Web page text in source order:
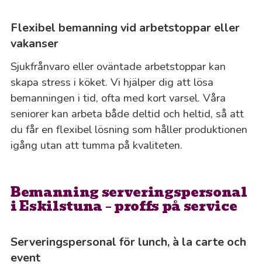
Flexibel bemanning vid arbetstoppar eller
vakanser
Sjukfrånvaro eller oväntade arbetstoppar kan
skapa stress i köket. Vi hjälper dig att lösa
bemanningen i tid, ofta med kort varsel. Våra
seniorer kan arbeta både deltid och heltid, så att
du får en flexibel lösning som håller produktionen
igång utan att tumma på kvaliteten.
Bemanning serveringspersonal
i Eskilstuna – proffs på service
Serveringspersonal för lunch, à la carte och
event